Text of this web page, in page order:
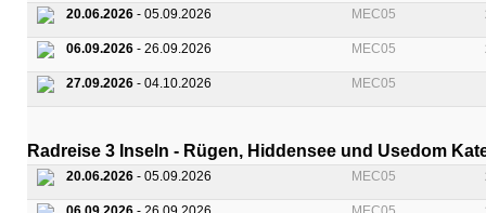
20.06.2026 - 05.09.2026 MEC05
06.09.2026 - 26.09.2026 MEC05
27.09.2026 - 04.10.2026 MEC05
Radreise 3 Inseln - Rügen, Hiddensee und Usedom
20.06.2026 - 05.09.2026 MEC05